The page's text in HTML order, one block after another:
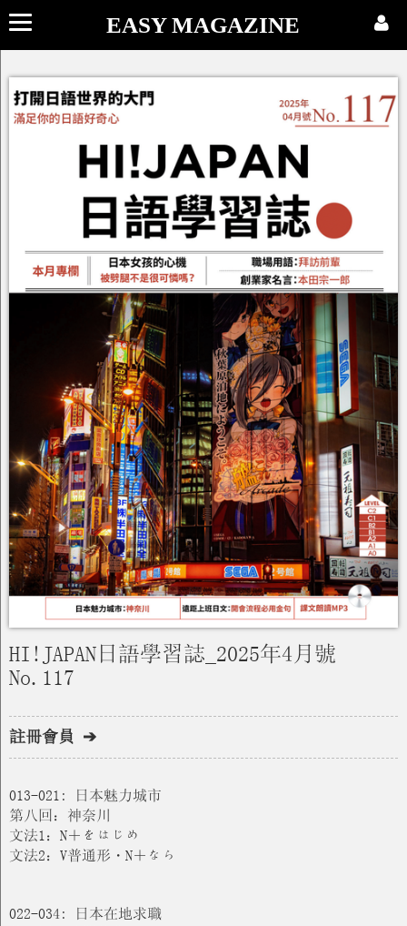
EASY MAGAZINE
HI!JAPAN日語學習誌_2025年4月號
No.117
註冊會員 ➔
013-021: 日本魅力城市
第八回：神奈川
文法1：N＋をはじめ
文法2：V普通形・N＋なら
022-034: 日本在地求職